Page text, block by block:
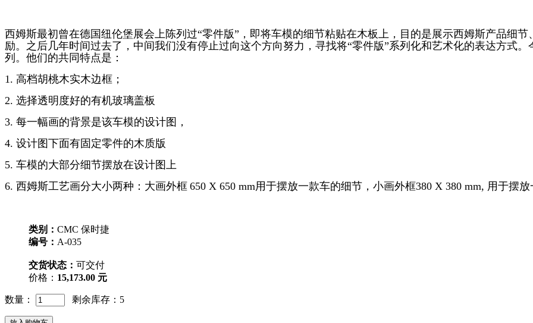
西姆斯最初曾在德国纽伦堡展会上陈列过“零件版”，即将车模的细节粘贴在木板上，目的是展示西姆斯产品细
励。之后几年时间过去了，中间我们没有停止过向这个方向努力，寻找将“零件版”系列化和艺术化的表达方式
列。他们的共同特点是：
1. 高档胡桃木实木边框；
2. 选择透明度好的有机玻璃盖板
3. 每一幅画的背景是该车模的设计图，
4. 设计图下面有固定零件的木质版
5. 车模的大部分细节摆放在设计图上
6. 西姆斯工艺画分大小两种：大画外框 650 X 650 mm用于摆放一款车的细节，小画外框380 X 380 mm, 用于摆
类别： CMC 保时捷
编号： A-035
交货状态： 可交付
价格： 15,173.00 元
数量： 剩余库存：5